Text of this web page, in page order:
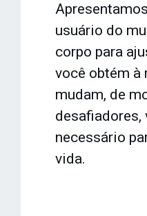
usuário do
corpo para
você obtém à
mudam, de
desafiadores,
necessário
vida.